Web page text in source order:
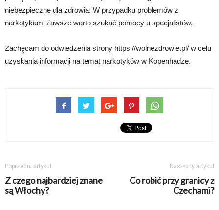
niebezpieczne dla zdrowia. W przypadku problemów z
narkotykami zawsze warto szukać pomocy u specjalistów.
Zachęcam do odwiedzenia strony https://wolnezdrowie.pl/ w celu
uzyskania informacji na temat narkotyków w Kopenhadze.
Poprzedni artykuł
Z czego najbardziej znane
są Włochy?
Następny artykuł
Co robić przy granicy z
Czechami?